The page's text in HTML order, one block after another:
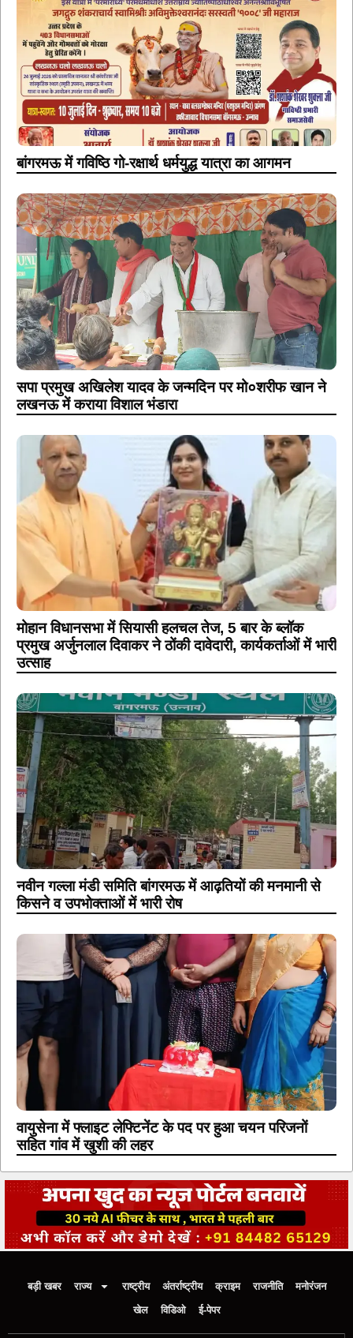
बांगरमऊ में गविष्ठि गो-रक्षार्थ धर्मयुद्ध यात्रा का आगमन
सपा प्रमुख अखिलेश यादव के जन्मदिन पर मो०शरीफ खान ने
लखनऊ में कराया विशाल भंडारा
मोहान विधानसभा में सियासी हलचल तेज, 5 बार के ब्लॉक
प्रमुख अर्जुनलाल दिवाकर ने ठोंकी दावेदारी, कार्यकर्ताओं में भारी
उत्साह
नवीन गल्ला मंडी समिति बांगरमऊ में आढ़तियों की मनमानी से
किसने व उपभोक्ताओं में भारी रोष
वायुसेना में फ्लाइट लेफ्टिनेंट के पद पर हुआ चयन परिजनों
सहित गांव में खुशी की लहर
बड़ी खबर राज्य राष्ट्रीय अंतर्राष्ट्रीय क्राइम राजनीति
मनोरंजन
खेल
विडिओ ई-पेपर